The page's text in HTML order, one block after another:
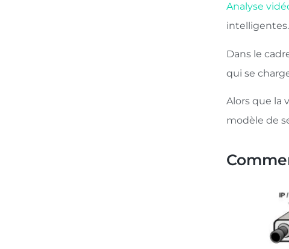
Analyse
intelligentes.
Dans le
qui se
Alors que la
modèle de